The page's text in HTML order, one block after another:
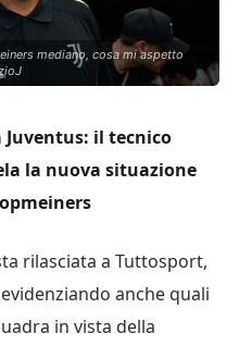
mediano, cosa mi aspetto
il tecnico
la nuova situazione
rilasciata a Tuttosport,
anche quali
in vista della